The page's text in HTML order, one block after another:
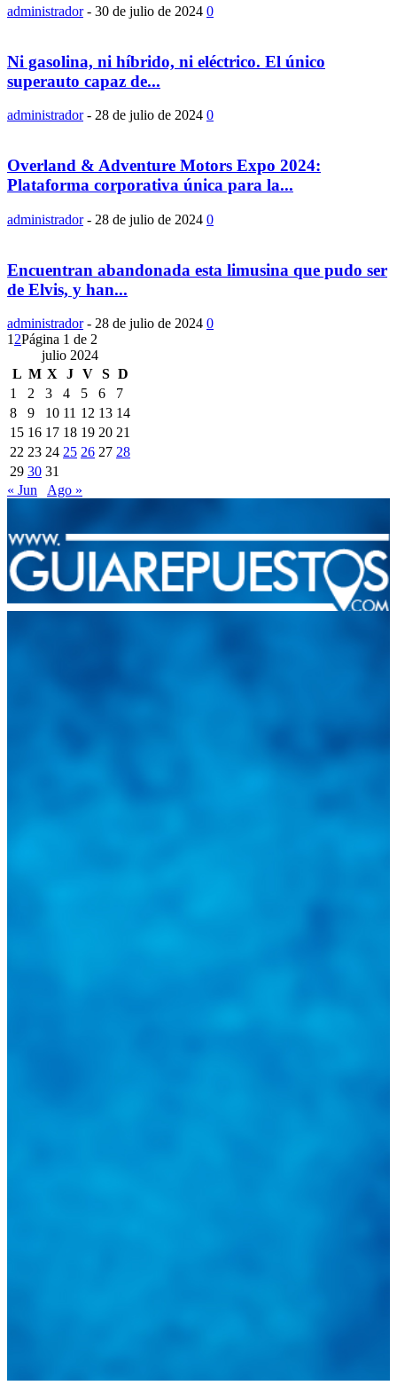
administrador - 30 de julio de 2024 0
Ni gasolina, ni híbrido, ni eléctrico. El único
superauto capaz de...
administrador - 28 de julio de 2024 0
Overland & Adventure Motors Expo 2024:
Plataforma corporativa única para la...
administrador - 28 de julio de 2024 0
Encuentran abandonada esta limusina que pudo ser
de Elvis, y han...
administrador - 28 de julio de 2024 0
1 2Página 1 de 2
julio 2024
L M X J V S D
1
2 3 4 5 6
7
8
9 10 11 12 13 14
15 16 17 18 19 20 21
22 23 24 25 26 27 28
29 30 31
« Jun
Ago »